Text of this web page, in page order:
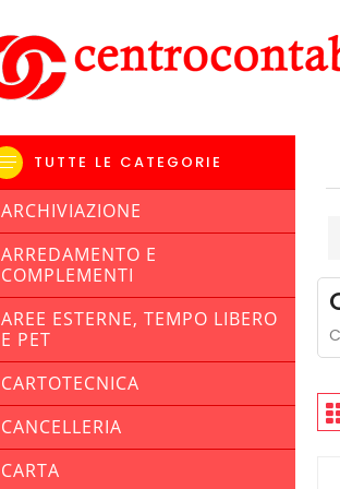
TUTTE LE CATEGORIE
ARCHIVIAZIONE
ARREDAMENTO E
COMPLEMENTI
AREE ESTERNE, TEMPO LIBERO
E PET
CARTOTECNICA
CANCELLERIA
CARTA